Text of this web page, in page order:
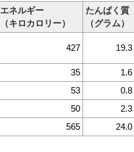
エネルギー
（キロカロリー）
たんぱく質
（グラム）
427 19.3
35
1.6
53
0.8
50
2.3
565 24.0